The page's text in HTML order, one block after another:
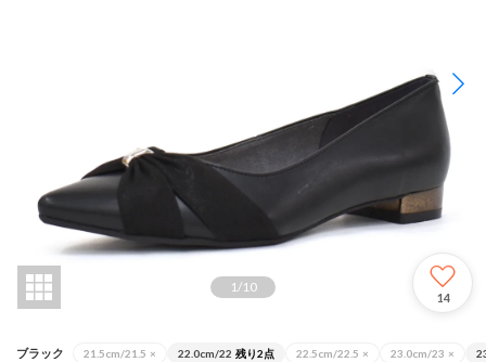
1 /10
14
ブラック 21.5cm/21.5 × 22.0cm/22 残り2点 22.5cm/22.5 × 23.0cm/23 ×